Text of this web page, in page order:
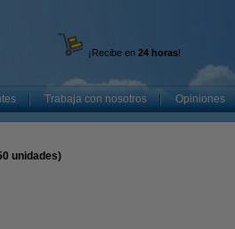
¡Recibe en 24 horas!
Trabaja con nosotros Opiniones
unidades)